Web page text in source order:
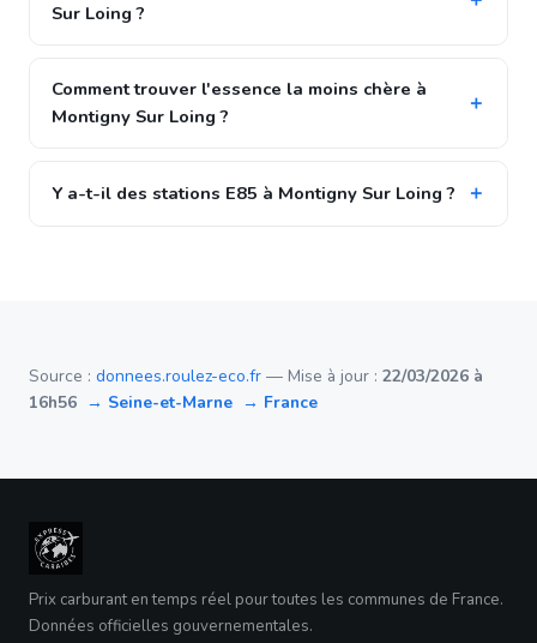
Sur Loing ?
Comment trouver l'essence la moins chère à
Montigny Sur Loing ?
Y a-t-il des stations E85 à Montigny Sur Loing ?
Source : donnees.roulez-eco.fr — Mise à jour : 22/03/2026 à
16h56 → Seine-et-Marne → France
Prix carburant en temps réel pour toutes les communes de France.
Données officielles gouvernementales.